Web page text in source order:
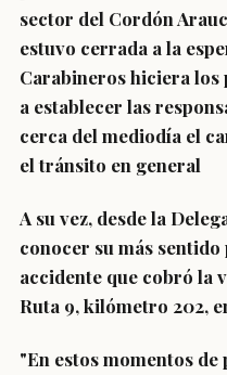
sector del Cordón
estuvo cerrada a la
Carabineros hiciera
a establecer las
cerca del mediodía el
el tránsito en general
A su vez, desde la
conocer su más
accidente que cobró la
Ruta 9, kilómetro 202,
"En estos momentos